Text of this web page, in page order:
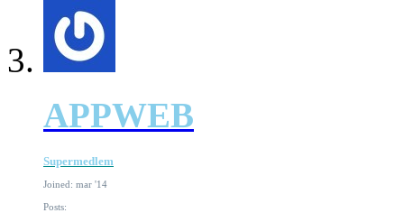
APPWEB
Supermedlem
Joined: mar '14
Posts: